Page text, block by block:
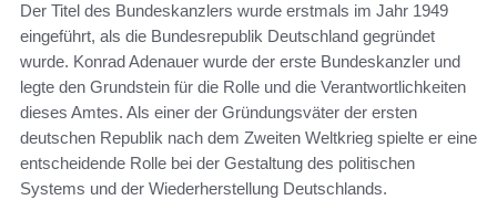
Der Titel des Bundeskanzlers wurde erstmals im Jahr 1949
eingeführt, als die Bundesrepublik Deutschland gegründet
wurde. Konrad Adenauer wurde der erste Bundeskanzler und
legte den Grundstein für die Rolle und die Verantwortlichkeiten
dieses Amtes. Als einer der Gründungsväter der ersten
deutschen Republik nach dem Zweiten Weltkrieg spielte er eine
entscheidende Rolle bei der Gestaltung des politischen
Systems und der Wiederherstellung Deutschlands.